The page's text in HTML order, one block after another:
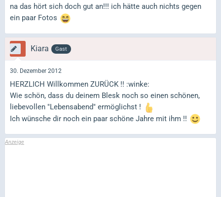
na das hört sich doch gut an!!! ich hätte auch nichts gegen
ein paar Fotos
Kiara Gast
30. Dezember 2012
HERZLICH Willkommen ZURÜCK !! :winke:
Wie schön, dass du deinem Blesk noch so einen schönen,
liebevollen "Lebensabend" ermöglichst !
Ich wünsche dir noch ein paar schöne Jahre mit ihm !!